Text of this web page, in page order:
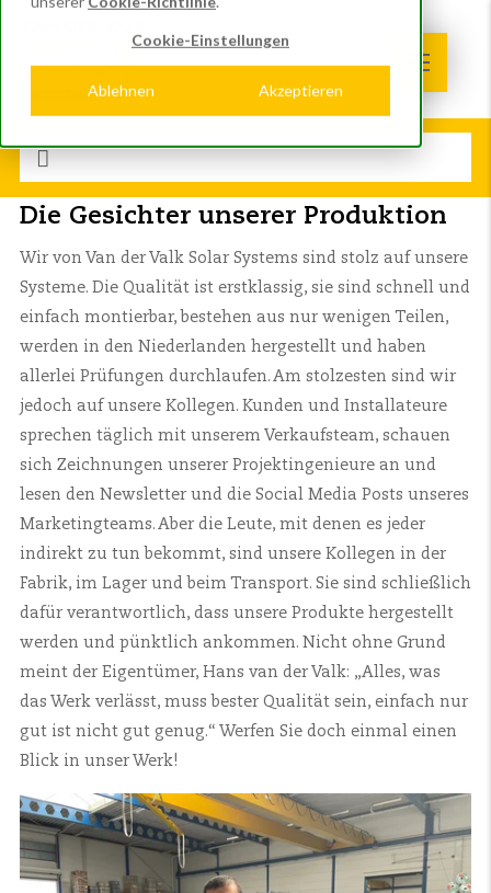
Cookie-Einstellungen
Akzeptieren
Ablehnen
Die Gesichter unserer Produktion
Wir von Van der Valk Solar Systems sind stolz auf unsere
Systeme. Die Qualität ist erstklassig, sie sind schnell und
einfach montierbar, bestehen aus nur wenigen Teilen,
werden in den Niederlanden hergestellt und haben
allerlei Prüfungen durchlaufen. Am stolzesten sind wir
jedoch auf unsere Kollegen. Kunden und Installateure
sprechen täglich mit unserem Verkaufsteam, schauen
sich Zeichnungen unserer Projektingenieure an und
lesen den Newsletter und die Social Media Posts unseres
Marketingteams. Aber die Leute, mit denen es jeder
indirekt zu tun bekommt, sind unsere Kollegen in der
Fabrik, im Lager und beim Transport. Sie sind schließlich
dafür verantwortlich, dass unsere Produkte hergestellt
werden und pünktlich ankommen. Nicht ohne Grund
meint der Eigentümer, Hans van der Valk: „Alles, was
das Werk verlässt, muss bester Qualität sein, einfach nur
gut ist nicht gut genug.“ Werfen Sie doch einmal einen
Blick in unser Werk!